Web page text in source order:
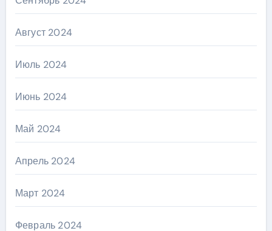
Август 2024
Июль 2024
Июнь 2024
Май 2024
Апрель 2024
Март 2024
Февраль 2024